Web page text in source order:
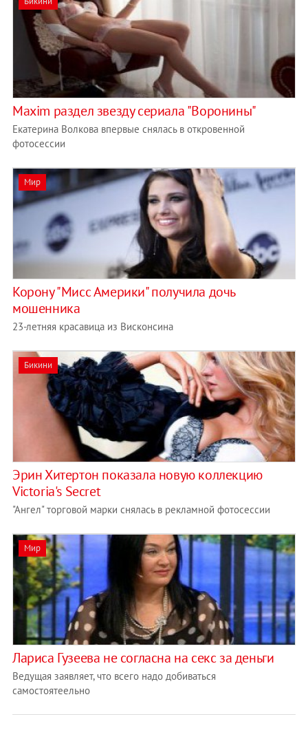
Maxim раздел звезду сериала "Воронины"
Екатерина Волкова впервые снялась в откровенной
фотосессии
Мир
Корону "Мисс Америки" получила дочь
мошенника
23-летняя красавица из Висконсина
Бикини
Эрин Хитертон показала новую коллекцию
Victoria's Secret
"Ангел" торговой марки снялась в рекламной фотосессии
Мир
Лариса Гузеева не согласна на секс за деньги
Ведущая заявляет, что всего надо добиваться
самостоятеельно